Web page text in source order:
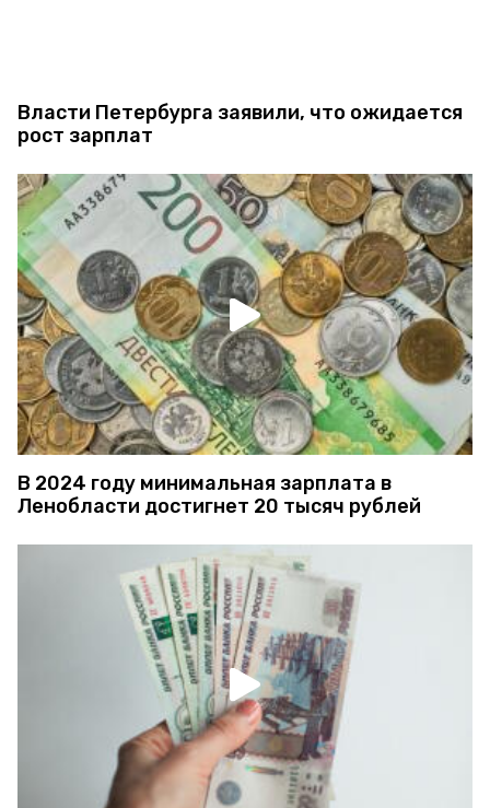
Власти Петербурга заявили, что ожидается
рост зарплат
В 2024 году минимальная зарплата в
Ленобласти достигнет 20 тысяч рублей